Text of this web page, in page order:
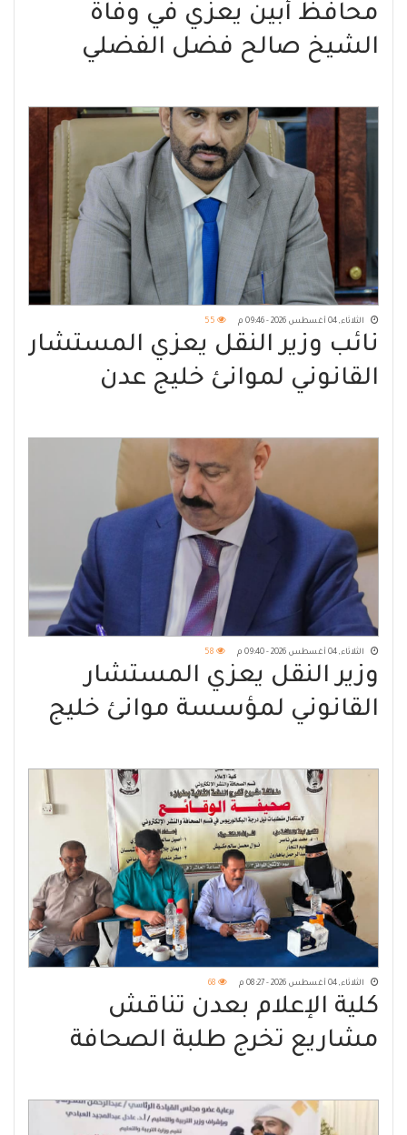
محافظ أبين يعزي في وفاة
الشيخ صالح فضل الفضلي
الثلاثاء, 04 أغسطس 2026 - 09:46 م 55
نائب وزير النقل يعزي المستشار
القانوني لموانئ خليج عدن
الثلاثاء, 04 أغسطس 2026 - 09:40 م 58
وزير النقل يعزي المستشار
القانوني لمؤسسة موانئ خليج
الثلاثاء, 04 أغسطس 2026 - 08:27 م 68
كلية الإعلام بعدن تناقش
مشاريع تخرج طلبة الصحافة